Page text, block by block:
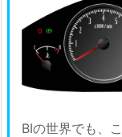
BIの世界でも、